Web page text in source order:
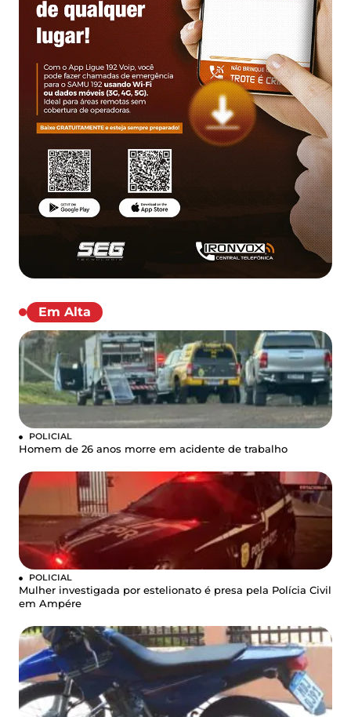
Em Alta
POLICIAL
Homem de 26 anos morre em acidente de trabalho
POLICIAL
Mulher investigada por estelionato é presa pela Polícia Civil
em Ampére